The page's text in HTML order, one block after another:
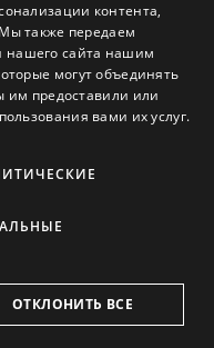
ARABIC
PERSIAN
FRENCH
контента,
также передаем
нашего сайта нашим
могут объединять
им предоставили или
вами их услуг.
ОТКЛОНИТЬ ВСЕ